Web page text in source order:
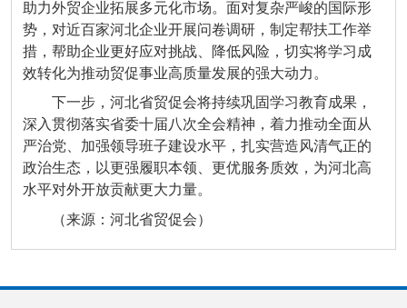
助力外贸企业拓展多元化市场。面对复杂严峻的国际形
势，对近百家河北企业开展问卷调研，制定帮扶工作举
措，帮助企业更好应对挑战、降低风险，切实将学习成
效转化为推动贸促事业高质量发展的强大动力。
下一步，河北省贸促会将持续巩固学习教育成果，
深入贯彻落实省委十届八次全会精神，着力推动全面从
严治党、加强领导班子建设水平，扎实营造风清气正的
政治生态，以更强履职本领、更优服务质效，为河北高
水平对外开放贡献更大力量。
（来源：河北省贸促会）